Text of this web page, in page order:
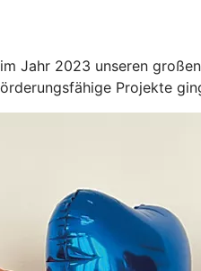
Jahr 2023 unseren
Projekte